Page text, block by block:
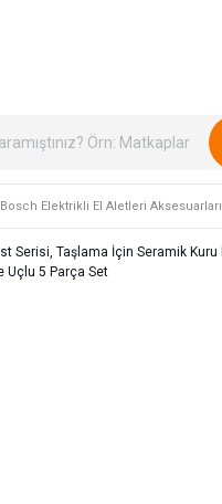
Bosch Elektrikli El Aletleri Aksesuarları